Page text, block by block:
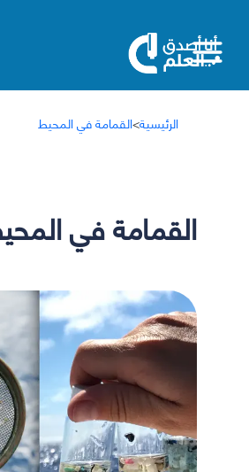
الرئيسية>القمامة في المحيط
القمامة في